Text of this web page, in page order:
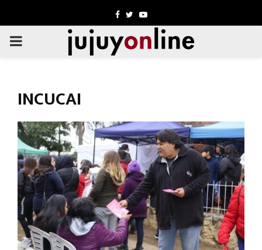
Facebook
TwitterYoutube
PRIMARY
INCUCAI